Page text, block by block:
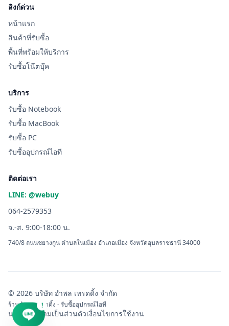
!
ลิงก์ด่วน
หน้าแรก
สินค้าที่รับซื้อ
พื้นที่พร้อมให้บริการ
รับซื้อโน๊ตบุ๊ค
บริการ
รับซื้อ Notebook
รับซื้อ MacBook
รับซื้อ PC
รับซื้ออุปกรณ์ไอที
ติดต่อเรา
LINE: @webuy
064-2579353
จ.-ส. 9:00-18:00 น.
740/8 ถนนชยางกูน ตำบลในเมือง อำเภอเมือง จังหวัดอุบลราชธานี 34000
© 2026 บริษัท อำพล เทรดดิ้ง จำกัด
ร้านอำพล เทรดดิ้ง - รับซื้ออุปกรณ์ไอที
นโยบายความเป็นส่วนตัวเงื่อนไขการใช้งาน